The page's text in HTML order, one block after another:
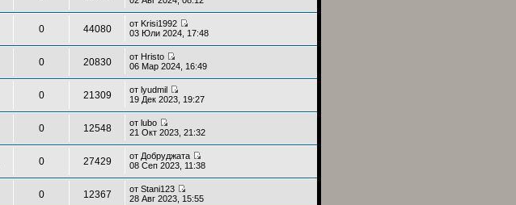
0 44080 от Krisi1992
03 Юли 2024, 17:48
0 20830 от Hristo
06 Мар 2024, 16:49
0 21309 отlyudmil
19 Дек 2023, 19:27
0 12548 отlubo
21 Окт 2023, 21:32
0 27429 от Добруджата
08 Сеп 2023, 11:38
0 12367 отStani123
28 Авг 2023, 15:55